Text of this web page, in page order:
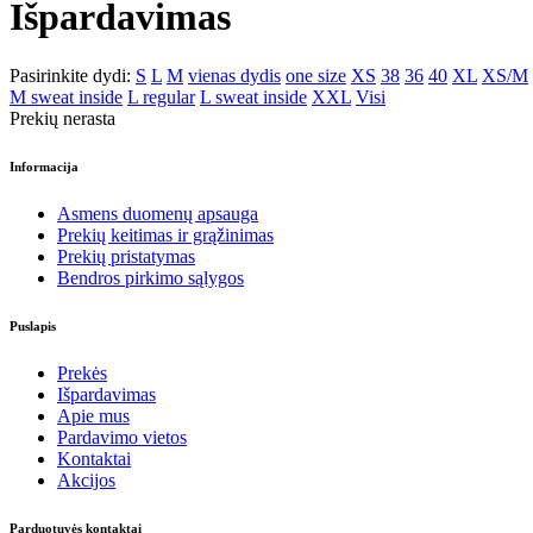
Išpardavimas
Pasirinkite dydi: S L M vienas dydis one size XS 38 36 40 XL XS/M
M sweat inside L regular L sweat inside XXL Visi
Prekių nerasta
Informacija
Asmens duomenų apsauga
Prekių keitimas ir grąžinimas
Prekių pristatymas
Bendros pirkimo sąlygos
Puslapis
Prekės
Išpardavimas
Apie mus
Pardavimo vietos
Kontaktai
Akcijos
Parduotuvės kontaktai